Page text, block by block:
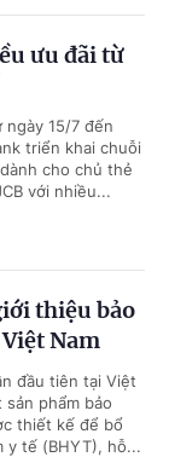
ưu đãi từ
ngày 15/7 đến
triển khai chuỗi
cho chủ thẻ
với nhiều...
thiệu bảo
Nam
đầu tiên tại Việt
sản phẩm bảo
thiết kế để bổ
y tế (BHYT), hỗ...